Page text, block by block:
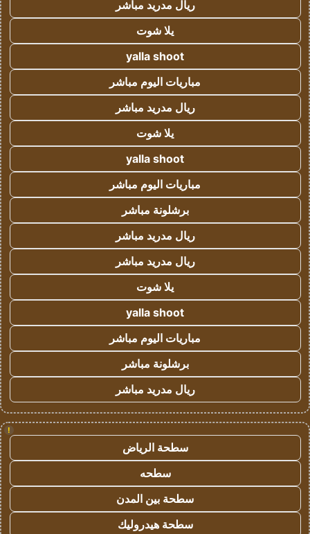
ريال مدريد مباشر
يلا شوت
yalla shoot
مباريات اليوم مباشر
ريال مدريد مباشر
يلا شوت
yalla shoot
مباريات اليوم مباشر
برشلونة مباشر
ريال مدريد مباشر
ريال مدريد مباشر
يلا شوت
yalla shoot
مباريات اليوم مباشر
برشلونة مباشر
ريال مدريد مباشر
!
سطحة الرياض
سطحه
سطحة بين المدن
سطحة هيدروليك